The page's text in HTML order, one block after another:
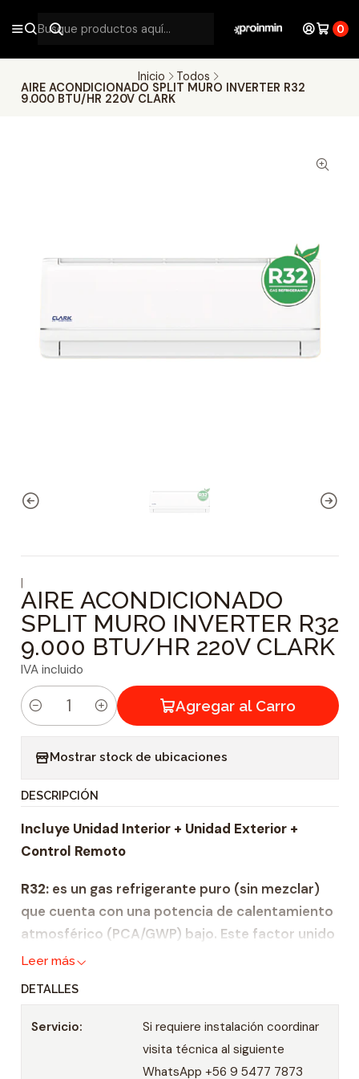
0
Inicio
Todos
AIRE ACONDICIONADO SPLIT MURO INVERTER R32
9.000 BTU/HR 220V CLARK
|
AIRE ACONDICIONADO
SPLIT MURO INVERTER R32
9.000 BTU/HR 220V CLARK
IVA incluido
C
i
d
a
Agregar al Carro
Mostrar stock de ubicaciones
DESCRIPCIÓN
Incluye Unidad Interior + Unidad Exterior +
Control Remoto
R32: es un gas refrigerante puro (sin mezclar)
que cuenta con una potencia de calentamiento
atmosférico (PCA/GWP) bajo. Este factor unido
a su elevada eficiencia energética y alto poder
escogido como nueva tendencia en los
climatizadores, ya que permite un mejor nivel de
cuidado y protección al planeta.
Leer más
DETALLES
Servicio:
Si requiere instalación coordinar
visita técnica al siguiente
WhatsApp +56 9 5477 7873